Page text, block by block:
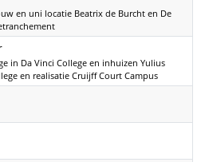
en uni locatie Beatrix de Burcht en De
2024
in Da Vinci College en inhuizen Yulius
en realisatie Cruijff Court Campus